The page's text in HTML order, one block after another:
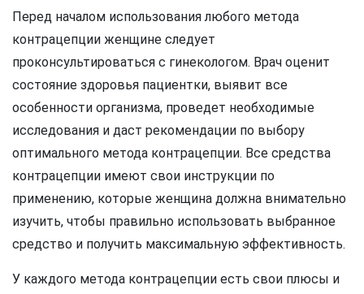
Перед началом использования любого метода
контрацепции женщине следует
проконсультироваться с гинекологом. Врач оценит
состояние здоровья пациентки, выявит все
особенности организма, проведет необходимые
исследования и даст рекомендации по выбору
оптимального метода контрацепции. Все средства
контрацепции имеют свои инструкции по
применению, которые женщина должна внимательно
изучить, чтобы правильно использовать выбранное
средство и получить максимальную эффективность.
У каждого метода контрацепции есть свои плюсы и